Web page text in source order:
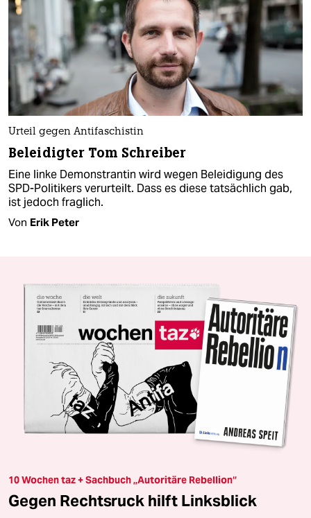
Urteil gegen Antifaschistin
Beleidigter Tom Schreiber
Eine linke Demonstrantin wird wegen Beleidigung des
SPD-Politikers verurteilt. Dass es diese tatsächlich gab,
ist jedoch fraglich.
Von Erik Peter
10 Wochen taz + Sachbuch „Autoritäre Rebellion“
Gegen Rechtsruck hilft Linksblick